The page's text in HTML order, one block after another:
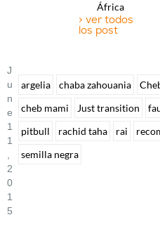
África
> ver todos
los post
J
U
N
E
1
1
2
0
1
5
argelia chaba zahouania
cheb mami
Just transition
pitbull
rachid taha rai
semilla negra